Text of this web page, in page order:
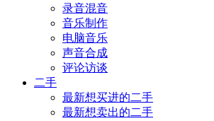
录音混音
音乐制作
电脑音乐
声音合成
评论访谈
二手
最新想买进的二手
最新想卖出的二手